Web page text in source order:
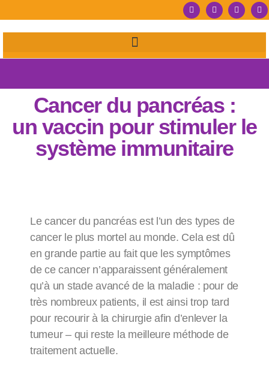
Cancer du pancréas :
un vaccin pour stimuler le
système immunitaire
Le cancer du pancréas est l’un des types de
cancer le plus mortel au monde. Cela est dû
en grande partie au fait que les symptômes
de ce cancer n’apparaissent généralement
qu’à un stade avancé de la maladie : pour de
très nombreux patients, il est ainsi trop tard
pour recourir à la chirurgie afin d’enlever la
tumeur – qui reste la meilleure méthode de
traitement actuelle.